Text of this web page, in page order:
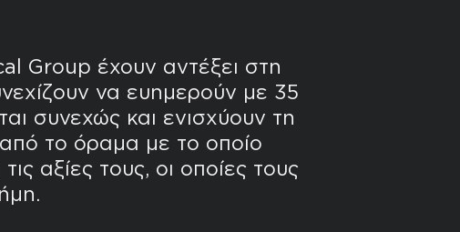
Group έχουν αντέξει στη
να ευημερούν με 35
συνεχώς και ενισχύουν τη
το όραμα με το οποίο
αξίες τους, οι οποίες τους